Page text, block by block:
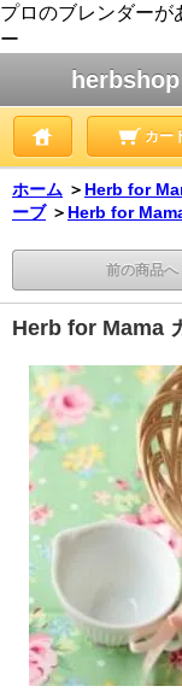
プロのブレンダーが
ー
カー
ホーム ＞ Herb for
ーブ ＞ Herb for
前の商品へ
Herb for Mama